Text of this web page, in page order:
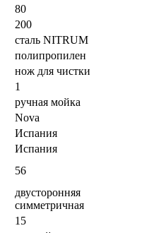
80
200
сталь NITRUM
полипропилен
нож для чистки
1
ручная мойка
Nova
Испания
Испания
56
двусторонняя
симметричная
15